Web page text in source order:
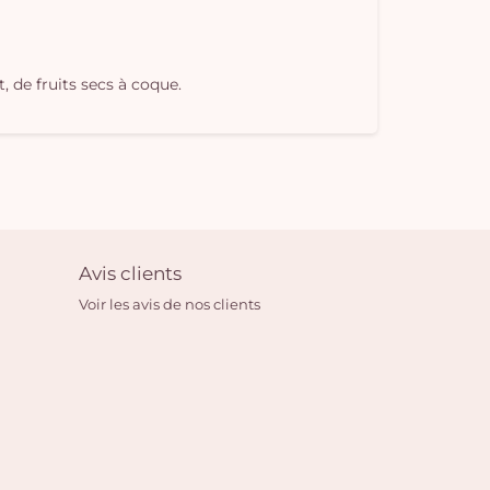
de fruits secs à coque.
Avis clients
Voir les avis de nos clients